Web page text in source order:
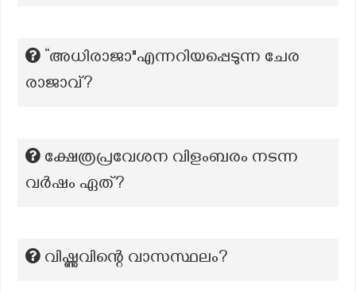
“അധിരാജാ"എന്നറിയപ്പെടുന്ന ചേര
രാജാവ്?
ക്ഷേത്രപ്രവേശന വിളംബരം നടന്ന
വർഷം ഏത്?
വിഷ്ണുവിന്റെ വാസസ്ഥലം?